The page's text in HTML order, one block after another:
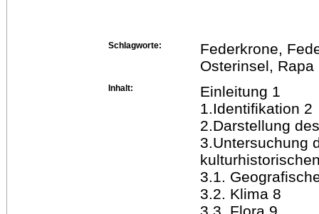
Schlagworte:
Federkrone,
Osterinsel, Rapa
Inhalt:
Einleitung 1
1.Identifikation 2
2.Darstellung
3.Untersuchung
3.1.
3.2. Klima 8
3.3. Flora 9